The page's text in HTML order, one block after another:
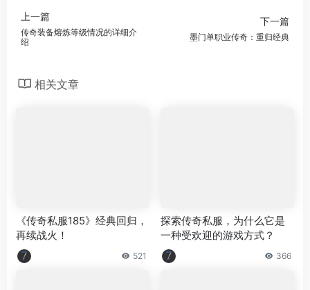
上一篇
传奇装备熔炼等级情况的详细介
绍
下一篇
墨门单职业传奇：重归经典
相关文章
《传奇私服185》经典回归，
再续战火！
521
探索传奇私服，为什么它是
一种受欢迎的游戏方式？
366